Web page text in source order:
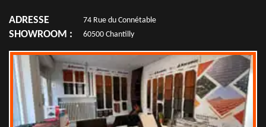
ADRESSE
SHOWROOM :
74 Rue du Connétable
60500 Chantilly